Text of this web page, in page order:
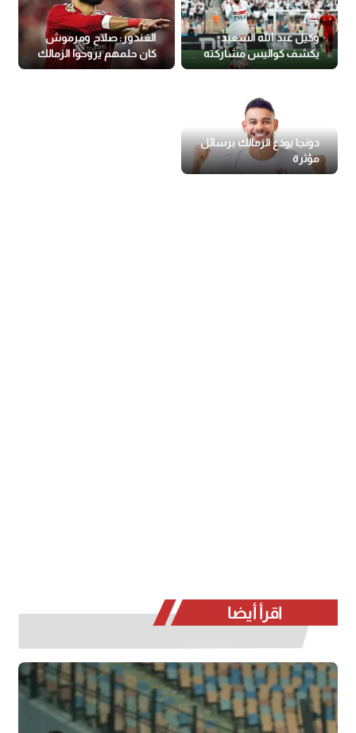
وكيل عبد الله السعيد
يكشف كواليس مشاركته
أمام بيراميدز رغم الإصابة
الغندور: صلاح ومرموش
كان حلمهم يروحوا الزمالك
دونجا يودع الزمالك برسائل
مؤثرة
اقرأ أيضا